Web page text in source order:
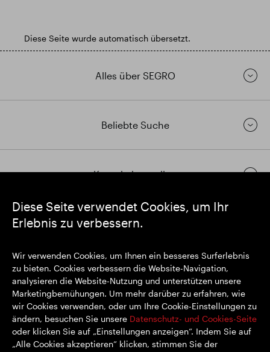
Diese Seite verwendet Cookies, um Ihr
Erlebnis zu verbessern.
Wir verwenden Cookies, um Ihnen ein besseres Surferlebnis
zu bieten. Cookies verbessern die Website-Navigation,
analysieren die Website-Nutzung und unterstützen unsere
Marketingbemühungen. Um mehr darüber zu erfahren, wie
wir Cookies verwenden, oder um Ihre Cookie-Einstellungen zu
ändern, besuchen Sie unsere Datenschutz- und Cookies-Seite
oder klicken Sie auf „Einstellungen anzeigen“. Indem Sie auf
„Alle Cookies akzeptieren“ klicken, stimmen Sie der
Diese Seite wurde automatisch übersetzt.
Alles über SEGRO
Beliebte Suche
Kontakt herstellen
https://www.linkedin.com/
Eingetragener Sitz: 1 New Burlington Place, London W1S 2HR
Im Vereinigten Königreich registrierte Nr. 167591
Registrierungsort: England & Wales
© SEGRO 2022